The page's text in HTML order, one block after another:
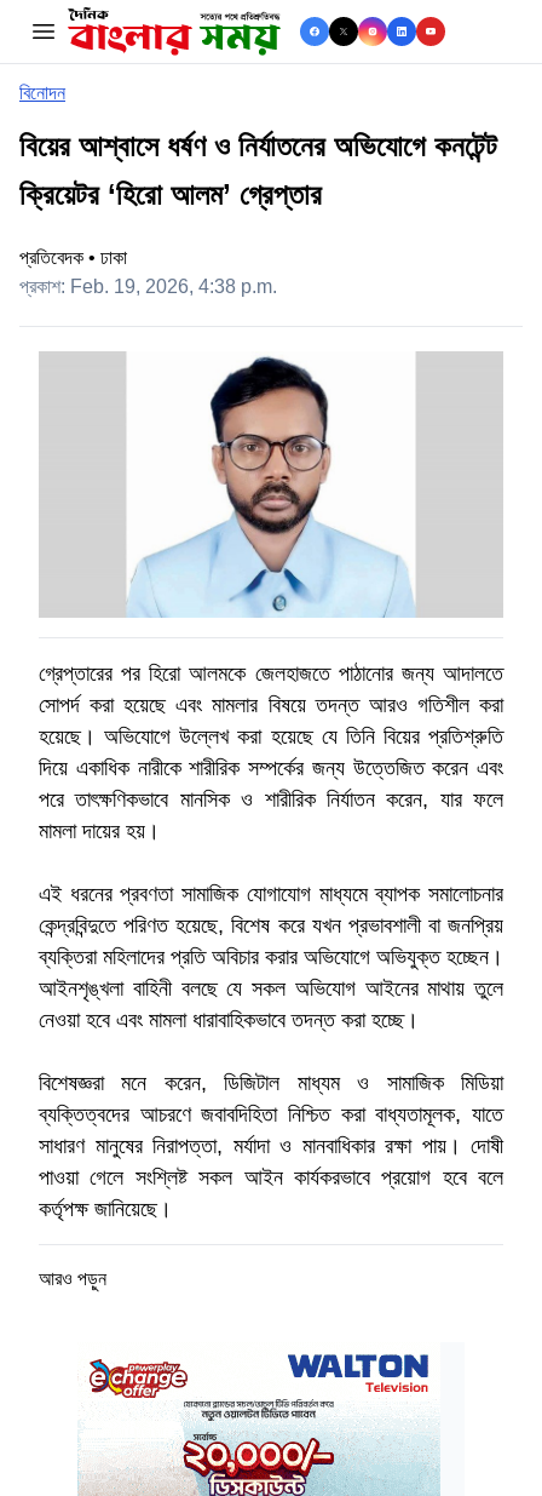
menu
বিনোদন
বিয়ের আশ্বাসে ধর্ষণ ও নির্যাতনের অভিযোগে কনটেন্ট
ক্রিয়েটর ‘হিরো আলম’ গ্রেপ্তার
প্রতিবেদক • ঢাকা
প্রকাশ: Feb. 19, 2026, 4:38 p.m.
গ্রেপ্তারের পর হিরো আলমকে জেলহাজতে পাঠানোর জন্য আদালতে
সোপর্দ করা হয়েছে এবং মামলার বিষয়ে তদন্ত আরও গতিশীল করা
হয়েছে। অভিযোগে উল্লেখ করা হয়েছে যে তিনি বিয়ের প্রতিশ্রুতি
দিয়ে একাধিক নারীকে শারীরিক সম্পর্কের জন্য উত্তেজিত করেন এবং
পরে তাৎক্ষণিকভাবে মানসিক ও শারীরিক নির্যাতন করেন, যার ফলে
মামলা দায়ের হয়।
এই ধরনের প্রবণতা সামাজিক যোগাযোগ মাধ্যমে ব্যাপক সমালোচনার
কেন্দ্রবিন্দুতে পরিণত হয়েছে, বিশেষ করে যখন প্রভাবশালী বা জনপ্রিয়
ব্যক্তিরা মহিলাদের প্রতি অবিচার করার অভিযোগে অভিযুক্ত হচ্ছেন।
আইনশৃঙ্খলা বাহিনী বলছে যে সকল অভিযোগ আইনের মাথায় তুলে
নেওয়া হবে এবং মামলা ধারাবাহিকভাবে তদন্ত করা হচ্ছে।
বিশেষজ্ঞরা মনে করেন, ডিজিটাল মাধ্যম ও সামাজিক মিডিয়া
ব্যক্তিত্বদের আচরণে জবাবদিহিতা নিশ্চিত করা বাধ্যতামূলক, যাতে
সাধারণ মানুষের নিরাপত্তা, মর্যাদা ও মানবাধিকার রক্ষা পায়। দোষী
পাওয়া গেলে সংশ্লিষ্ট সকল আইন কার্যকরভাবে প্রয়োগ হবে বলে
কর্তৃপক্ষ জানিয়েছে।
আরও পড়ুন